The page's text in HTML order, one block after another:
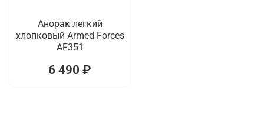
Анорак легкий
хлопковый Armed Forces
AF351
6 490 ₽